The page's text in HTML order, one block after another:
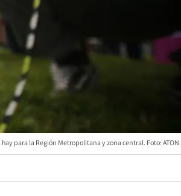
para la Región Metropolitana y zona central. Foto: ATON.